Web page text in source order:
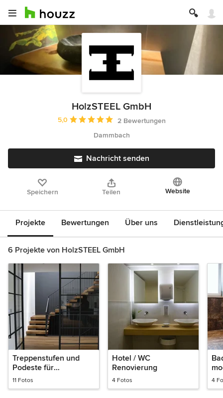
HolzSTEEL GmbH
Durchschnittliche Bewertung: 5 von 5 Sternen
5,0
2 Bewertungen
Dammbach
Nachricht senden
Speichern Teilen Website
Projekte Bewertungen Über uns
6 Projekte von HolzSTEEL GmbH
Treppenstufen und
Podeste für
freitragende Treppe
11 Fotos
Hotel / WC
Renovierung
4 Fotos 4